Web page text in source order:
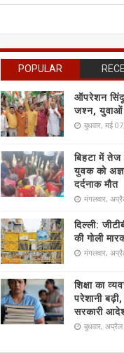
POPULAR
ऑपरेशन
जश्न, युवाओं
बुधवार, मई
बिहटा में
युवक को
दर्दनाक मौत
मंगलवार,
दिल्ली:
की गोली
मंगलवार,
शिक्षा का
परेशानी
सरकारी
बुधवार,